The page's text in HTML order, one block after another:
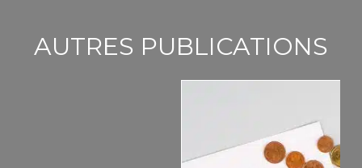
AUTRES PUBLICATIONS